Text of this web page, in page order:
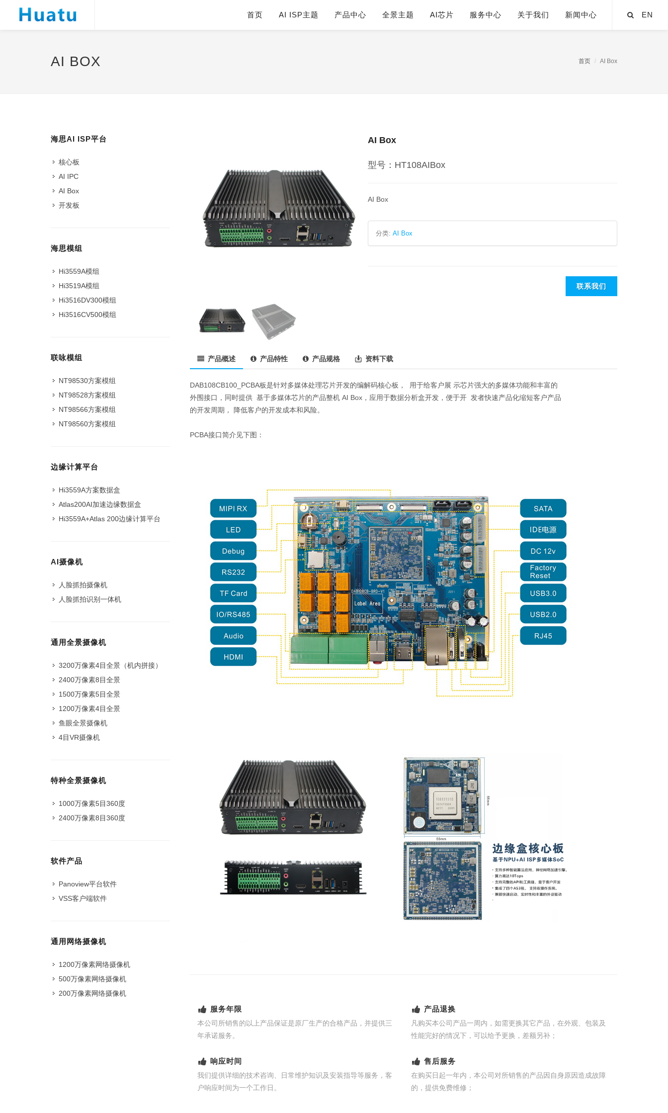
首页 AI ISP主题 产品中心 全景主题 AI芯片 服务中心 关于我们 新闻中心 EN
AI BOX 首页 AI Box
AI Box
型号：HT108AIBox
AI Box
分类:AI Box
联系我们
产品概述 产品特性 产品规格 资料下载
DAB108CB100_PCBA板是针对多媒体处理芯片开发的编解码核心板， 用于给客户展 示芯片强大的多媒体功能和丰富的
外围接口，同时提供 基于多媒体芯片的产品整机 AI Box，应用于数据分析盒开发，便于开 发者快速产品化缩短客户产品
的开发周期， 降低客户的开发成本和风险。
PCBA接口简介见下图：
服务年限
本公司所销售的以上产品保证是原厂生产的合格产品，并提供三
年承诺服务。
产品退换
凡购买本公司产品一周内，如需更换其它产品，在外观、包装及
性能完好的情况下，可以给予更换，差额另补；
响应时间
我们提供详细的技术咨询、日常维护知识及安装指导等服务，客
户响应时间为一个工作日。
售后服务
在购买日起一年内，本公司对所销售的产品因自身原因造成故障
的，提供免费维修；
海思AI ISP平台
核心板
AI IPC
AI Box
开发板
海思模组
Hi3559A模组
Hi3519A模组
Hi3516DV300模组
Hi3516CV500模组
联咏模组
NT98530方案模组
NT98528方案模组
NT98566方案模组
NT98560方案模组
边缘计算平台
Hi3559A方案数据盒
Atlas200AI加速边缘数据盒
Hi3559A+Atlas 200边缘计算平台
AI摄像机
人脸抓拍摄像机
人脸抓拍识别一体机
通用全景摄像机
3200万像素4目全景（机内拼接）
2400万像素8目全景
1500万像素5目全景
1200万像素4目全景
鱼眼全景摄像机
4目VR摄像机
特种全景摄像机
1000万像素5目360度
2400万像素8目360度
软件产品
Panoview平台软件
VSS客户端软件
通用网络摄像机
1200万像素网络摄像机
500万像素网络摄像机
200万像素网络摄像机